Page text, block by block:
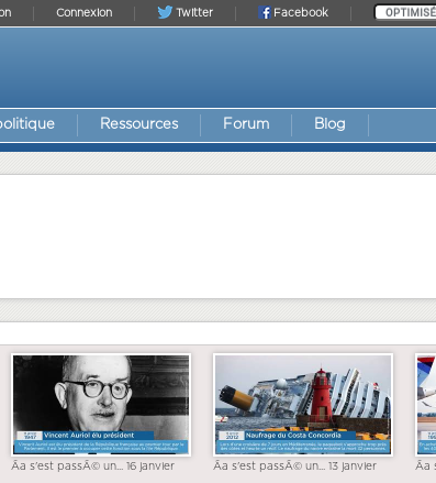
Facebook
Twitter
Connexion
Ressources Forum Blog
Ãa s'est passÃ© un... 16 janvier Ãa s'est passÃ© un... 13 janvier